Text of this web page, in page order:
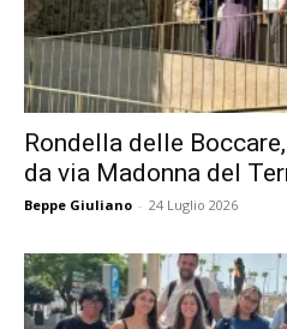
Rondella delle
da via Madonna del
Beppe Giuliano - 24 Luglio 2026